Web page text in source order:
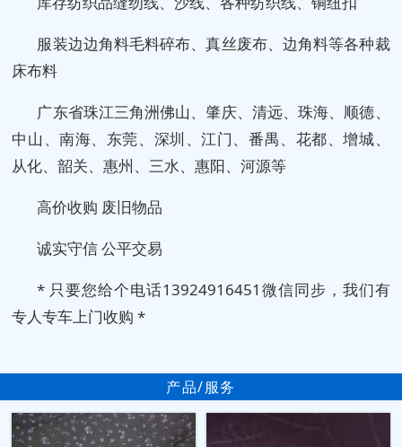
服装边边角料毛料碎布、真丝废布、边角料等各种裁
床布料
广东省珠江三角洲佛山、肇庆、清远、珠海、顺德、
中山、南海、东莞、深圳、江门、番禺、花都、增城、
从化、韶关、惠州、三水、惠阳、河源等
高价收购 废旧物品
诚实守信 公平交易
* 只要您给个电话13924916451微信同步，我们有
专人专车上门收购 *
产品/服务